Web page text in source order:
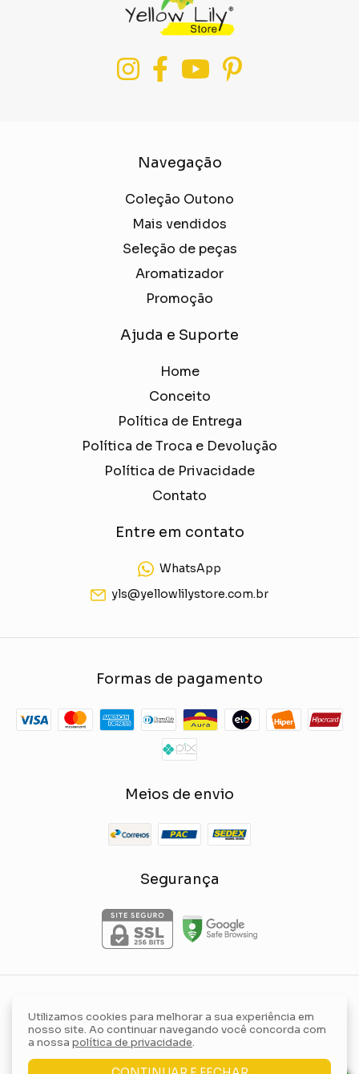
Utilizamos cookies para melhorar a sua experiência em
nosso site. Ao continuar navegando você concorda com
a nossa política de privacidade.
Navegação
Coleção Outono
Mais vendidos
Seleção de peças
Aromatizador
Promoção
Ajuda e Suporte
Home
Conceito
Política de Entrega
Política de Troca e Devolução
Política de Privacidade
Contato
Entre em contato
WhatsApp
yls@yellowlilystore.com.br
Formas de pagamento
Meios de envio
Segurança
Lily Store
©2026. Yellow Lily Store Comércio de Roupas e Acessórios Ltda -
36554614000162. Todos os direitos reservados.